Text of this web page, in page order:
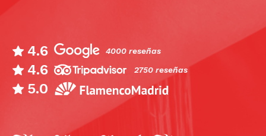
4.6 4000 reseñas
4.6 2750 reseñas
5.0